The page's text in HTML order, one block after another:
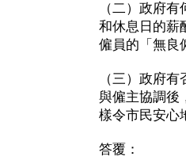
（二）政府
和休息日的薪
僱員的「無良
（三）政府
與僱主協調後
樣令市民安心
答覆：